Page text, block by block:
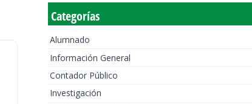
Categorías
Alumnado
Información General
Contador Público
Investigación